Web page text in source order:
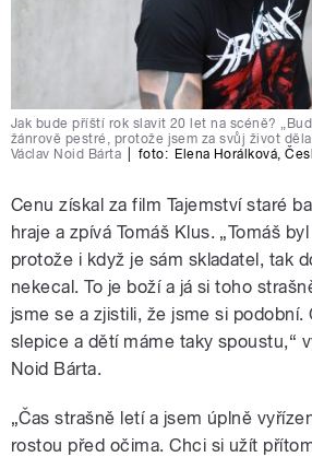
Jak bude příští rok slavit 20 let na scéně?
žánrově pestré, protože jsem za svůj život
Václav Noid Bárta
foto: Elena Horálková ,
Cenu získal za film Tajemství staré
hraje a zpívá Tomáš Klus. „Tomáš
protože i když je sám skladatel, tak
nekecal. To je boží a já si toho
jsme se a zjistili, že jsme si podobní.
slepice a dětí máme taky spoustu,“
Noid Bárta.
„Čas strašně letí a jsem úplně
rostou před očima. Chci si užít